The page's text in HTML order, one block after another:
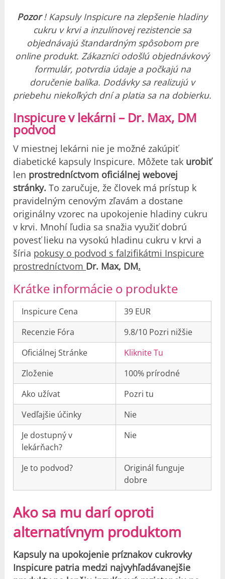
Pozor ! Kapsuly Inspicure na zlepšenie hladiny
cukru v krvi a inzulínovej rezistencie sa
objednávajú štandardným spôsobom pre
online produkt. Zákazníci odošlú objednávkový
formulár, potvrdia údaje a počkajú na
doručenie balíka. Dodávky sa realizujú v
priebehu niekoľkých dní a platia sa na dobierku.
Inspicure v lekárni – Dr. Max, DM
podvod
V miestnej lekárni nie je možné zakúpiť
diabetické kapsuly Inspicure. Môžete tak urobiť
len prostredníctvom oficiálnej webovej
stránky. To zaručuje, že človek má prístup k
pravidelným cenovým zľavám a dostane
originálny vzorec na upokojenie hladiny cukru
v krvi. Mnohí ľudia sa snažia využiť dobrú
povesť lieku na vysokú hladinu cukru v krvi a
šíria pokusy o podvod s falzifikátmi Inspicure
prostredníctvom Dr. Max, DM.
Krátke informácie o produkte
Inspicure Cena
39 EUR
Recenzie Fóra
9.8/10 Pozri nižšie
Oficiálnej Stránke
Kliknite Tu
Zloženie
100% prírodné
Ako užívat
Pozri tu
Vedľajšie účinky
Nie
Je dostupný v
lekárňach?
Nie
Je to podvod?
Originál funguje
dobre
Ako sa mu darí oproti
alternatívnym produktom
Kapsuly na upokojenie príznakov cukrovky
Inspicure patria medzi najvyhľadávanejšie